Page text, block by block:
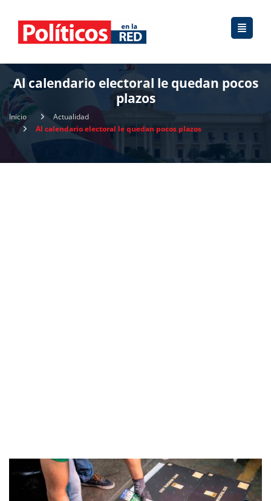
Al calendario electoral le quedan pocos
plazos
Inicio
Actualidad
Al calendario electoral le quedan pocos plazos